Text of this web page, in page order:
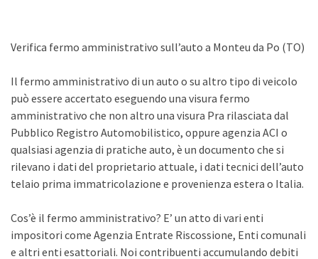
Verifica fermo amministrativo sull’auto a Monteu da Po (TO)
Il fermo amministrativo di un auto o su altro tipo di veicolo
può essere accertato eseguendo una visura fermo
amministrativo che non altro una visura Pra rilasciata dal
Pubblico Registro Automobilistico, oppure agenzia ACI o
qualsiasi agenzia di pratiche auto, è un documento che si
rilevano i dati del proprietario attuale, i dati tecnici dell’auto
telaio prima immatricolazione e provenienza estera o Italia.
Cos’è il fermo amministrativo? E’ un atto di vari enti
impositori come Agenzia Entrate Riscossione, Enti comunali
e altri enti esattoriali. Noi contribuenti accumulando debiti